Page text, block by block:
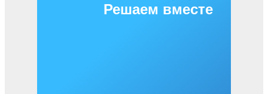
Решаем вместе